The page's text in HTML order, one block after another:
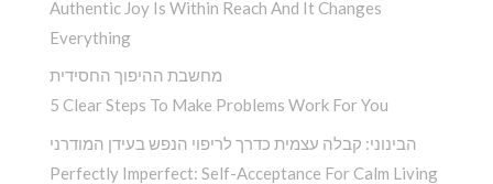
Authentic Joy Is Within Reach And It Changes
Everything
מחשבת ההיפוך החסידית
5 Clear Steps To Make Problems Work For You
הבינוני: קבלה עצמית כדרך לריפוי הנפש בעידן המודרני
Perfectly Imperfect: Self-Acceptance For Calm Living